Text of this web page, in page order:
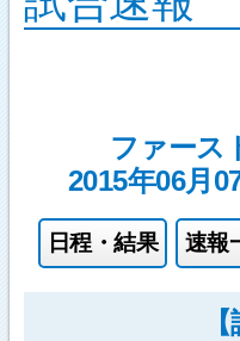
ファース
2015年06月
日程・結果 速報